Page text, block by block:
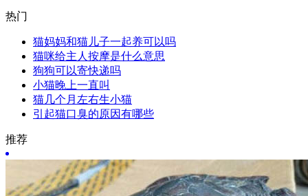
热门
猫妈妈和猫儿子一起养可以吗
猫咪给主人按摩是什么意思
狗狗可以寄快递吗
小猫晚上一直叫
猫几个月左右生小猫
引起猫口臭的原因有哪些
推荐